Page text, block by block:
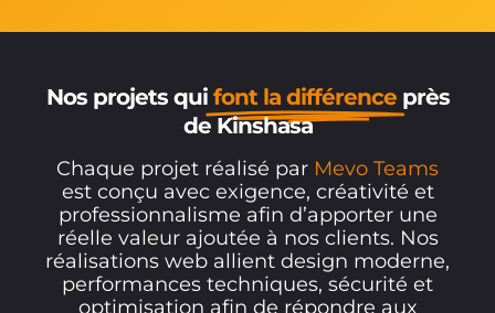
Nos projets qui font la différence près
de Kinshasa
Chaque projet réalisé par Mevo Teams
est conçu avec exigence, créativité et
professionnalisme afin d’apporter une
réelle valeur ajoutée à nos clients. Nos
réalisations web allient design moderne,
performances techniques, sécurité et
optimisation afin de répondre aux